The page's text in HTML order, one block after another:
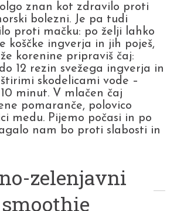
znan kot zdravilo proti
bolezni. Je pa tudi
proti mačku: po želji lahko
koščke ingverja in jih poješ,
korenine pripraviš čaj:
12 rezin svežega ingverja in
skodelicami vode –
minut. V mlačen čaj
pomaranče, polovico
medu. Pijemo počasi in po
nam bo proti slabosti in
zelenjavni
smoothie